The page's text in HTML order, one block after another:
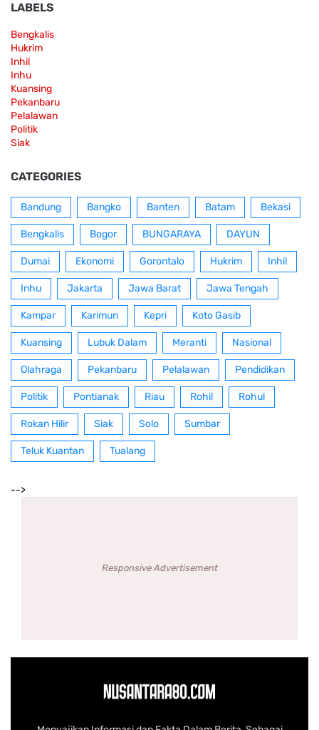
LABELS
Bengkalis
Hukrim
Inhil
Inhu
Kuansing
Pekanbaru
Pelalawan
Politik
Siak
CATEGORIES
Bandung Bangko Banten Batam Bekasi
Bengkalis Bogor BUNGARAYA DAYUN
Dumai Ekonomi Gorontalo Hukrim Inhil
Inhu Jakarta Jawa Barat Jawa Tengah
Kampar Karimun Kepri Koto Gasib
Kuansing Lubuk Dalam Meranti Nasional
Olahraga Pekanbaru Pelalawan Pendidikan
Politik Pontianak Riau Rohil Rohul
Rokan Hilir Siak Solo Sumbar
Teluk Kuantan Tualang
-->
Responsive Advertisement